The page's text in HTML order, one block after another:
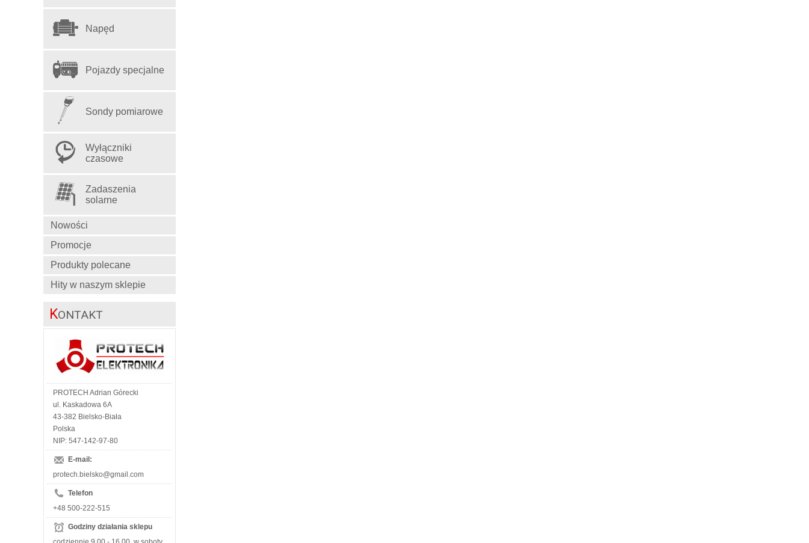
Napęd
Pojazdy specjalne
Sondy pomiarowe
Wyłączniki
czasowe
Zadaszenia
solarne
Nowości
Promocje
Produkty polecane
Hity w naszym sklepie
KONTAKT
PROTECH Adrian Górecki
ul. Kaskadowa 6A
43-382 Bielsko-Biała
Polska
NIP: 547-142-97-80
E-mail:
protech.bielsko@gmail.com
Telefon
+48 500-222-515
Godziny działania sklepu